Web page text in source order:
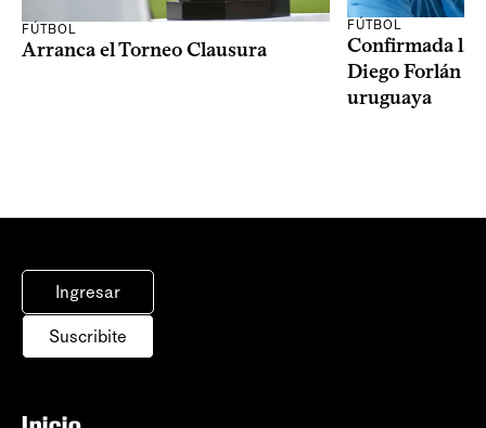
FÚTBOL
Arranca el Torneo Clausura
FÚTBOL
Confirmada la
Diego Forlán
uruguaya
Ingresar
Suscribite